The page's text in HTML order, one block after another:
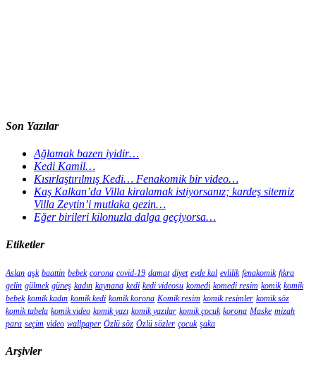
Son Yazılar
Ağlamak bazen iyidir…
Kedi Kamil…
Kısırlaştırılmış Kedi… Fenakomik bir video…
Kaş Kalkan’da Villa kiralamak istiyorsanız; kardeş sitemiz
Villa Zeytin’i mutlaka gezin…
Eğer birileri kilonuzla dalga geçiyorsa…
Etiketler
Aslan aşk baattin bebek corona covid-19 damat diyet evde kal evlilik fenakomik fıkra
gelin gülmek güneş kadın kaynana kedi kedi videosu komedi komedi resim komik komik
bebek komik kadın komik kedi komik korona Komik resim komik resimler komik söz
komik tabela komik video komik yazı komik yazılar komik çocuk korona Maske mizah
para seçim video wallpaper Özlü söz Özlü sözler çocuk şaka
Arşivler